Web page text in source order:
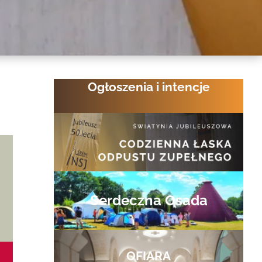
Ogłoszenia i intencje
Serdeczna Osada
OFIARA